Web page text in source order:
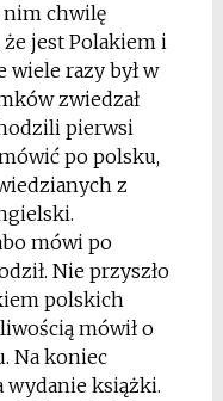
nim chwilę
że jest Polakiem i
wiele razy był w
zwiedzał
pierwsi
po polsku,
z
mówi po
Nie przyszło
polskich
mówił o
Na koniec
wydanie książki.